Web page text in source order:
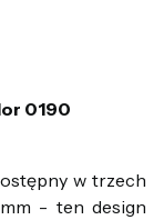
0190
w trzech
- ten design